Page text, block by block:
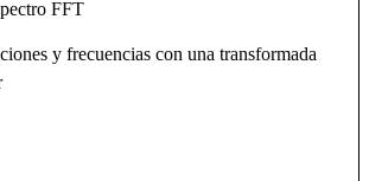
FFT
y frecuencias con una transformada